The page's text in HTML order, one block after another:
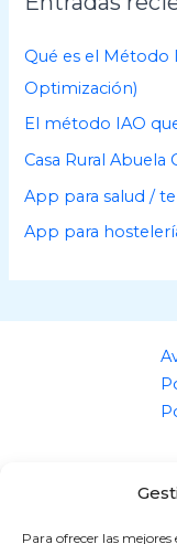
Para ofrecer las
o
s
Qué es el Método
Optimización)
El método IAO
Casa Rural Abuela
App para salud /
App para